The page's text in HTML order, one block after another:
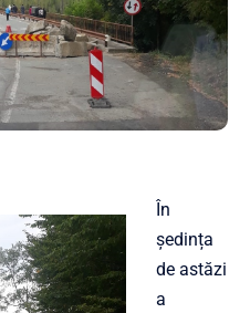
În
ședința
de astăzi
a